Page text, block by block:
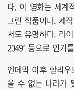
다. 이 영화는 세계
그린 작품이다. 제
서도 유명하다. 라
2049’ 등으로 인기
엔데믹 이후 할리
을 수 없는 나라가